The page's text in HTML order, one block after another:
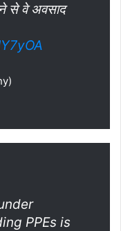
से वे अवसाद
PPEs is